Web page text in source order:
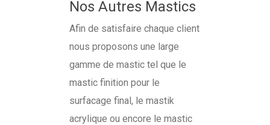
Nos Autres Mastics
Afin de satisfaire chaque client
nous proposons une large
gamme de mastic tel que le
mastic finition pour le
surfacage final, le mastik
acrylique ou encore le mastic